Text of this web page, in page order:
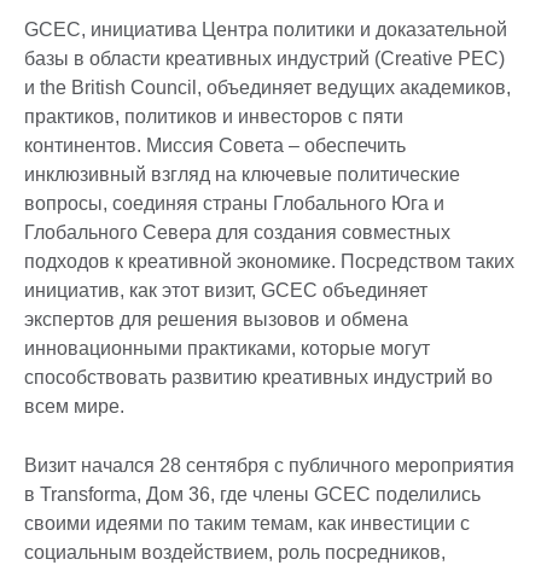
GCEC, инициатива Центра политики и доказательной
базы в области креативных индустрий (Creative PEC)
и the British Council, объединяет ведущих академиков,
практиков, политиков и инвесторов с пяти
континентов. Миссия Совета – обеспечить
инклюзивный взгляд на ключевые политические
вопросы, соединяя страны Глобального Юга и
Глобального Севера для создания совместных
подходов к креативной экономике. Посредством таких
инициатив, как этот визит, GCEC объединяет
экспертов для решения вызовов и обмена
инновационными практиками, которые могут
способствовать развитию креативных индустрий во
всем мире.
Визит начался 28 сентября с публичного мероприятия
в Transforma, Дом 36, где члены GCEC поделились
своими идеями по таким темам, как инвестиции с
социальным воздействием, роль посредников,